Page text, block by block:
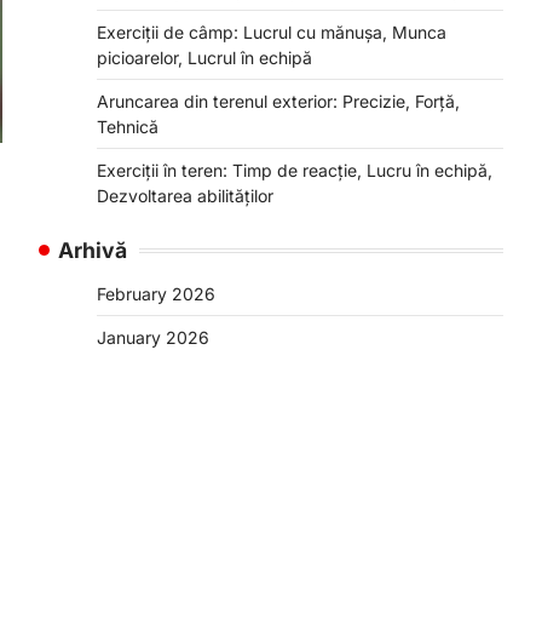
Exerciții de câmp: Lucrul cu mănușa, Munca
picioarelor, Lucrul în echipă
Aruncarea din terenul exterior: Precizie, Forță,
Tehnică
Exerciții în teren: Timp de reacție, Lucru în echipă,
Dezvoltarea abilităților
Arhivă
February 2026
January 2026